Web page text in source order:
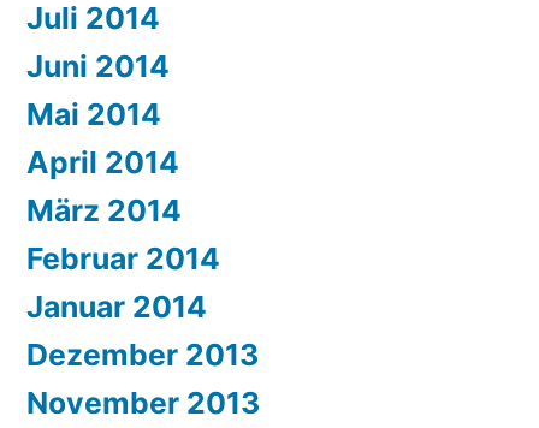
Juli 2014
Juni 2014
Mai 2014
April 2014
März 2014
Februar 2014
Januar 2014
Dezember 2013
November 2013